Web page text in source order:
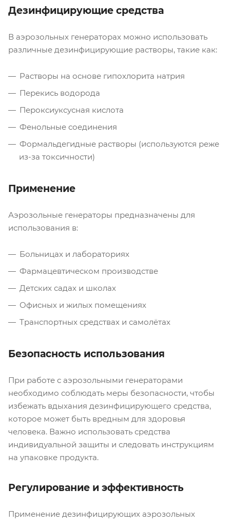
Дезинфицирующие средства
В аэрозольных генераторах можно использовать
различные дезинфицирующие растворы, такие как:
Растворы на основе гипохлорита натрия
Перекись водорода
Пероксиуксусная кислота
Фенольные соединения
Формальдегидные растворы (используются реже
из-за токсичности)
Применение
Аэрозольные генераторы предназначены для
использования в:
Больницах и лабораториях
Фармацевтическом производстве
Детских садах и школах
Офисных и жилых помещениях
Транспортных средствах и самолётах
Безопасность использования
При работе с аэрозольными генераторами
необходимо соблюдать меры безопасности, чтобы
избежать вдыхания дезинфицирующего средства,
которое может быть вредным для здоровья
человека. Важно использовать средства
индивидуальной защиты и следовать инструкциям
на упаковке продукта.
Регулирование и эффективность
Применение дезинфицирующих аэрозольных